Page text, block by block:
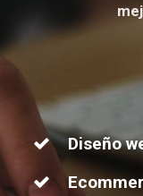
Diseño